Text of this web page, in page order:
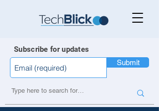
Subscribe for updates
Submit